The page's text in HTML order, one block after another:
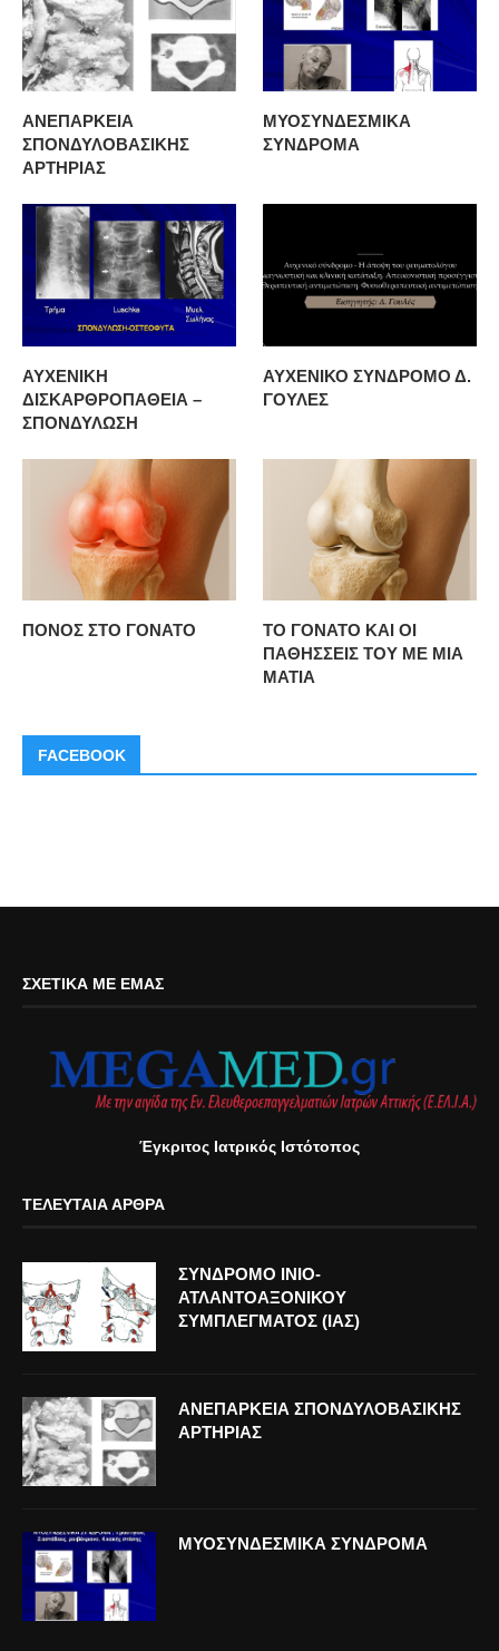
ΑΝΕΠΑΡΚΕΙΑ
ΣΠΟΝΔΥΛΟΒΑΣΙΚΗΣ
ΑΡΤΗΡΙΑΣ
ΜΥΟΣΥΝΔΕΣΜΙΚΑ
ΣΥΝΔΡΟΜΑ
ΑΥΧΕΝΙΚΗ
ΔΙΣΚΑΡΘΡΟΠΑΘΕΙΑ –
ΣΠΟΝΔΥΛΩΣΗ
ΑΥΧΕΝΙΚΟ ΣΥΝΔΡΟΜΟ Δ.
ΓΟΥΛΕΣ
ΠΟΝΟΣ ΣΤΟ ΓΟΝΑΤΟ
ΤΟ ΓΟΝΑΤΟ ΚΑΙ ΟΙ
ΠΑΘΗΣΣΕΙΣ ΤΟΥ ΜΕ ΜΙΑ
ΜΑΤΙΑ
FACEBOOK
ΣΧΕΤΙΚΆ ΜΕ ΕΜΆΣ
Έγκριτος Ιατρικός Ιστότοπος
ΤΕΛΕΥΤΑΊΑ ΆΡΘΡΑ
ΣΥΝΔΡΟΜΟ ΙΝΙΟ-
ΑΤΛΑΝΤΟΑΞΟΝΙΚΟΥ
ΣΥΜΠΛΕΓΜΑΤΟΣ (ΙΑΣ)
ΑΝΕΠΑΡΚΕΙΑ ΣΠΟΝΔΥΛΟΒΑΣΙΚΗΣ
ΑΡΤΗΡΙΑΣ
ΜΥΟΣΥΝΔΕΣΜΙΚΑ ΣΥΝΔΡΟΜΑ